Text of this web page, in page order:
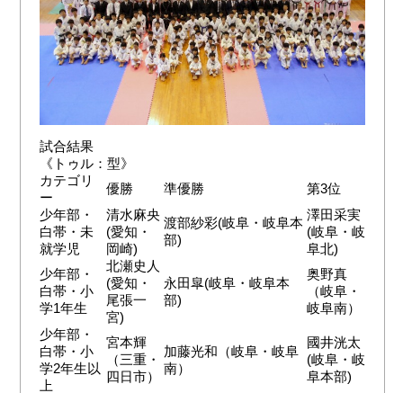
試合結果
《トゥル：型》
カテゴリ
ー
優勝 準優勝
第3位
少年部・
白帯・未
就学児
清水麻央
(愛知・
岡崎)
渡部紗彩(岐阜・岐阜本
部)
澤田采実
(岐阜・岐
阜北)
少年部・
白帯・小
学1年生
北瀬史人
(愛知・
尾張一
宮)
永田皐(岐阜・岐阜本
部)
奥野真
（岐阜・
岐阜南）
少年部・
白帯・小
学2年生以
上
宮本輝
（三重・
四日市）
加藤光和（岐阜・岐阜
南）
國井洸太
(岐阜・岐
阜本部)